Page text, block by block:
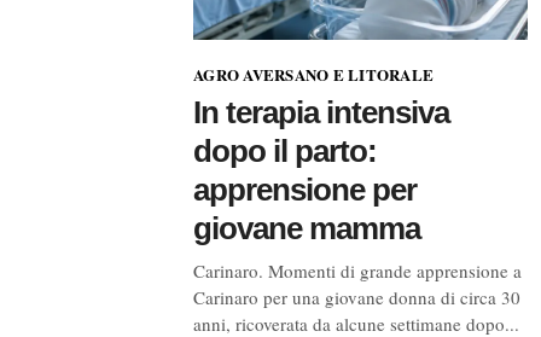
AGRO AVERSANO E LITORALE
In terapia intensiva
dopo il parto:
apprensione per
giovane mamma
Carinaro. Momenti di grande apprensione a
Carinaro per una giovane donna di circa 30
anni, ricoverata da alcune settimane dopo...